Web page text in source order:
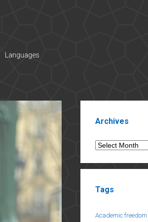
Languages
Archives
Archives
Tags
Academic freedom